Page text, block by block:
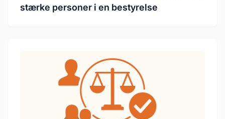
stærke personer i en bestyrelse